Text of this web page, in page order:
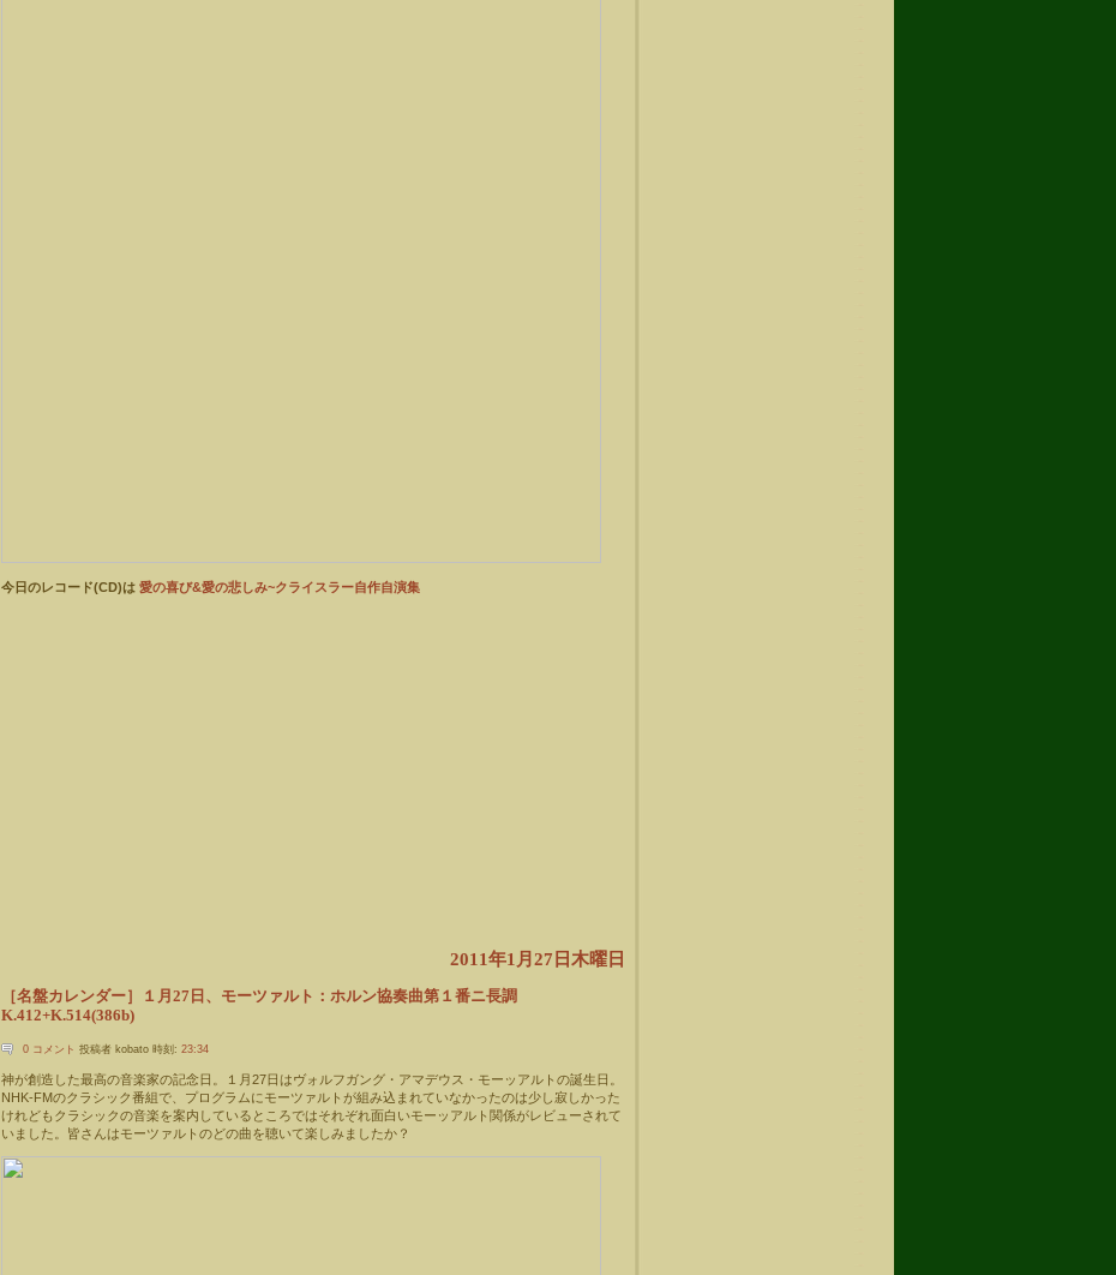
今日のレコード(CD)は 愛の喜び&愛の悲しみ~クライスラー自作自演集
2011年1月27日木曜日
［名盤カレンダー］１月27日、モーツァルト：ホルン協奏曲第１番ニ長調
K.412+K.514(386b)
0 コメント 投稿者 kobato 時刻: 23:34
神が創造した最高の音楽家の記念日。１月27日はヴォルフガング・アマデウス・モーッアルトの誕生日。
NHK-FMのクラシック番組で、プログラムにモーツァルトが組み込まれていなかったのは少し寂しかった
けれどもクラシックの音楽を案内しているところではそれぞれ面白いモーッアルト関係がレビューされて
いました。皆さんはモーツァルトのどの曲を聴いて楽しみましたか？